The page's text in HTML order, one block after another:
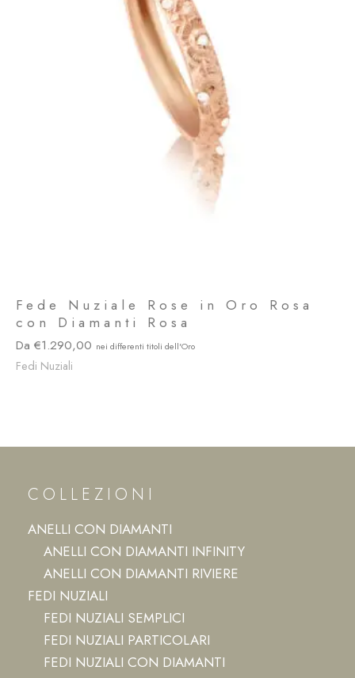
Fede Nuziale Rose in Oro Rosa
con Diamanti Rosa
1.290,00
Fedi Nuziali
COLLEZIONI
ANELLI CON DIAMANTI
ANELLI CON DIAMANTI INFINITY
ANELLI CON DIAMANTI RIVIERE
FEDI NUZIALI
FEDI NUZIALI SEMPLICI
FEDI NUZIALI PARTICOLARI
FEDI NUZIALI CON DIAMANTI